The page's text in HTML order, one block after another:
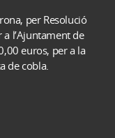
per Resolució
l’Ajuntament de
euros, per a la
de cobla.